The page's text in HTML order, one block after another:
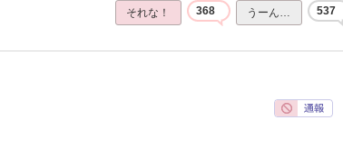
それな！ 368 うーん… 537